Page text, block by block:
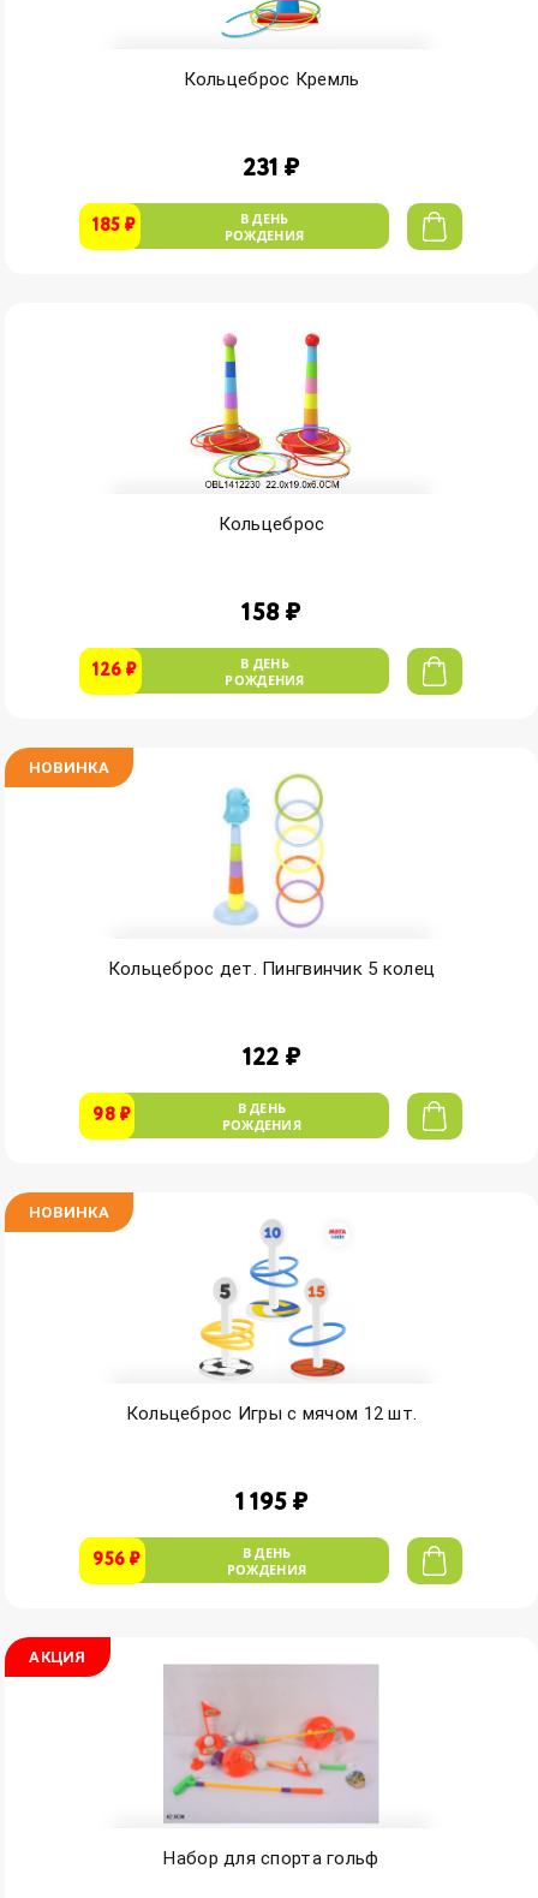
Кольцеброс Кремль
231 ₽
185 ₽
В ДЕНЬ
РОЖДЕНИЯ
Кольцеброс
158 ₽
126 ₽
В ДЕНЬ
РОЖДЕНИЯ
НОВИНКА
Кольцеброс дет. Пингвинчик 5 колец
122 ₽
98 ₽
В ДЕНЬ
РОЖДЕНИЯ
НОВИНКА
Кольцеброс Игры с мячом 12 шт.
1 195 ₽
956 ₽
В ДЕНЬ
РОЖДЕНИЯ
АКЦИЯ
Набор для спорта гольф